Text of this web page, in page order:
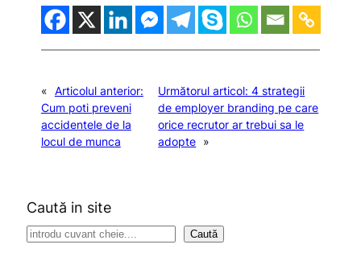
« Articolul anterior:
Cum poti preveni
accidentele de la
locul de munca
Următorul articol:4 strategii
de employer branding pe care
orice recrutor ar trebui sa le
adopte »
Caută in site
S
Caută